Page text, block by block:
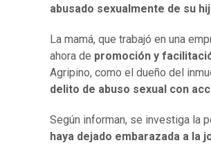
abusado sexualmente de su
La mamá, que trabajó en una
ahora de promoción y
Agripino, como el dueño del
delito de abuso sexual con
Según informan, se investiga la
haya dejado embarazada a la